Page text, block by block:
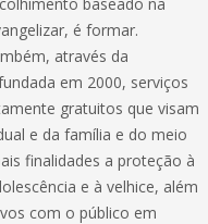
é formar.
através da
em 2000, serviços
gratuitos que visam
e da família e do meio
finalidades a proteção à
e à velhice, além
com o público em